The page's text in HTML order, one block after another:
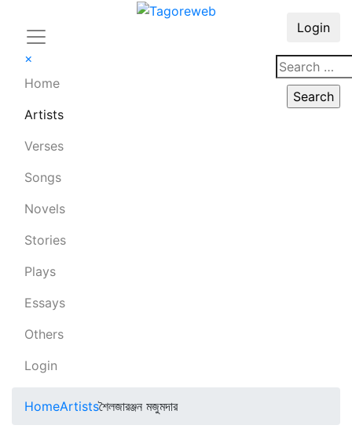
×
Home
Artists
Verses
Songs
Novels
Stories
Plays
Essays
Others
Login
Login
HomeArtistsশৈলজারঞ্জন মজুমদার